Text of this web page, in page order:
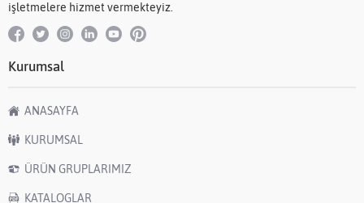
işletmelere hizmet vermekteyiz.
Kurumsal
ANASAYFA
KURUMSAL
ÜRÜN GRUPLARIMIZ
KATALOGLAR